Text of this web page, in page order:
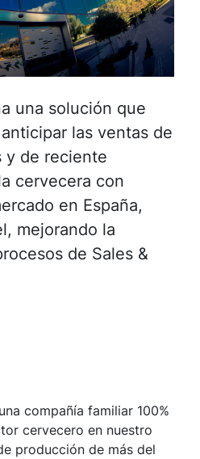
una solución que
las ventas de
y de reciente
cervecera con
en España,
mejorando la
de Sales &
compañía familiar 100%
cervecero en nuestro
producción de más del